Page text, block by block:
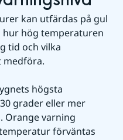
kan utfärdas på gul
hur hög temperaturen
tid och vilka
medföra.
högsta
grader eller mer
Orange varning
förväntas